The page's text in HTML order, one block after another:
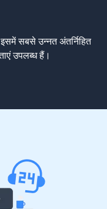
सबसे उन्नत अंतर्निहित
उपलब्ध हैं।